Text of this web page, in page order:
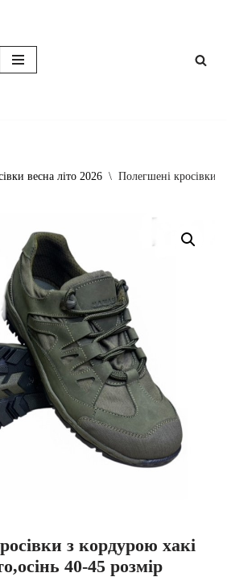
весна літо 2026 \ Полегшені кросівки з
з кордурою хакі
40-45 розмір